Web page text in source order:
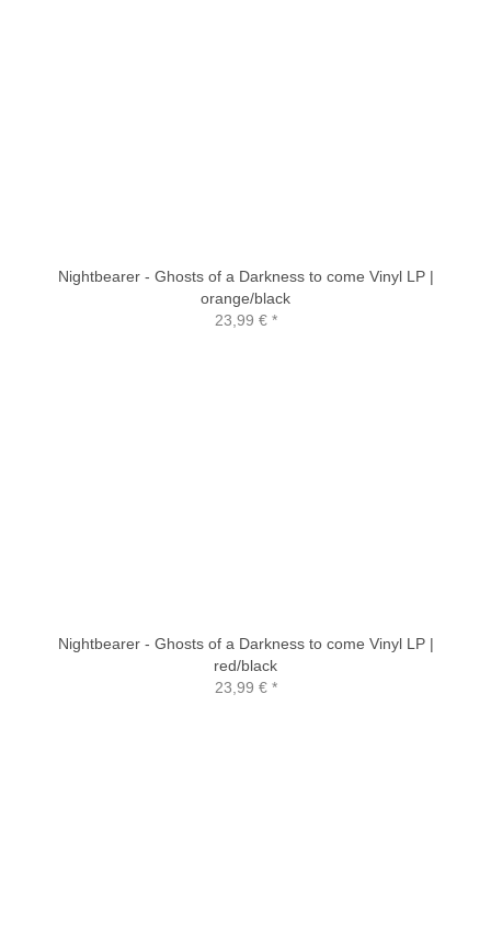
Nightbearer - Ghosts of a Darkness to come Vinyl LP |
orange/black
23,99 €*
Nightbearer - Ghosts of a Darkness to come Vinyl LP |
red/black
23,99 €*